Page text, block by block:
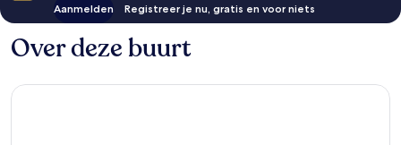
Aanmelden Registreer je nu, gratis en voor niets
Over deze buurt